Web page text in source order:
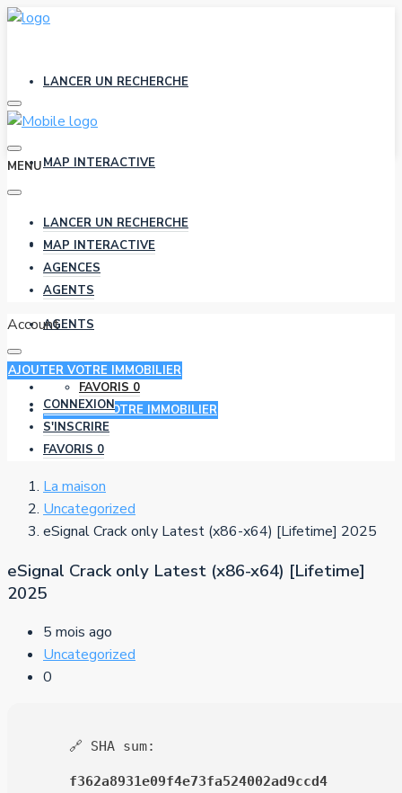
LANCER UN RECHERCHE
MAP INTERACTIVE
AGENCES
AGENTS
FAVORIS 0
AJOUTER VOTRE IMMOBILIER
MENU
LANCER UN RECHERCHE
MAP INTERACTIVE
AGENCES
AGENTS
Account
AJOUTER VOTRE IMMOBILIER
CONNEXION
S'INSCRIRE
FAVORIS 0
La maison
Uncategorized
eSignal Crack only Latest (x86-x64) [Lifetime] 2025
eSignal Crack only Latest (x86-x64) [Lifetime]
2025
5 mois ago
Uncategorized
0
🔗 SHA sum:
f362a8931e09f4e73fa524002ad9ccd4